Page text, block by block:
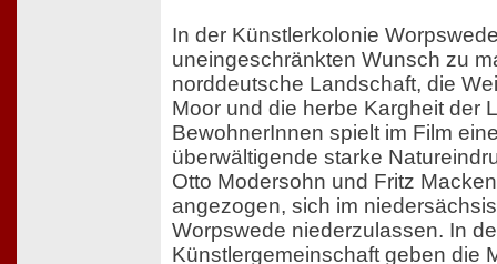
In der Künstlerkolonie
uneingeschränkten Wunsch zu
norddeutsche Landschaft, die
Moor und die herbe Kargheit der
BewohnerInnen spielt im Film
überwältigende starke
Otto Modersohn und Fritz
angezogen, sich im
Worpswede niederzulassen. In
Künstlergemeinschaft geben die